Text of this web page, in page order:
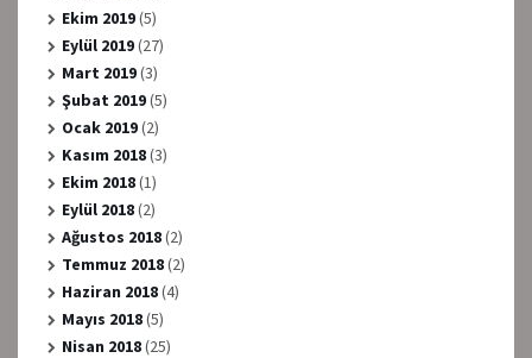
Ekim 2019(5)
Eylül 2019(27)
Mart 2019(3)
Şubat 2019(5)
Ocak 2019(2)
Kasım 2018(3)
Ekim 2018(1)
Eylül 2018(2)
Ağustos 2018(2)
Temmuz 2018(2)
Haziran 2018(4)
Mayıs 2018(5)
Nisan 2018(25)